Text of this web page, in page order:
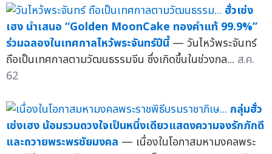
ฮั่วเซ่ง
เฮง นำเสนอ “Golden MoonCake ทองคำแท้ 99.9%”
ร่วมฉลองในเทศกาลไหว้พระจันทร์ปีนี้ — วันไหว้พระจันทร์
ถือเป็นเทศกาลตามวัฒนธรรมจีน ซึ่งเกิดขึ้นในช่วงกล... ส.ค.
62
กลุ่มฮั่ว
เซ่งเฮง น้อมรวมดวงใจเป็นหนึ่งเดียวแสดงความจงรักภักดี
และถวายพระพรชัยมงคล — เนื่องในโอกาสมหามงคลพระ